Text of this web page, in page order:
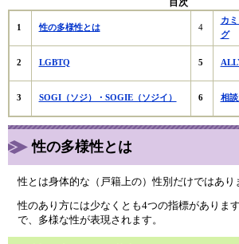
1 性の多様性とは 4
カ
グ
2 LGBTQ 5
3 SOGI（ソジ）・SOGIE（ソジイ） 6 相談
性の多様性とは
性とは身体的な（戸籍上の）性別だけではあり
性のあり方には少なくとも4つの指標がありま
で、多様な性が表現されます。